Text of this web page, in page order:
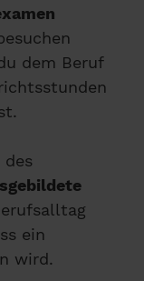
dem Beruf
ein
wird.